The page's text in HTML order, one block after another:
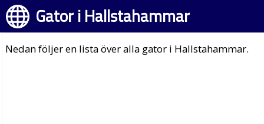
Gator i Hallstahammar
Nedan följer en lista över alla gator i Hallstahammar.